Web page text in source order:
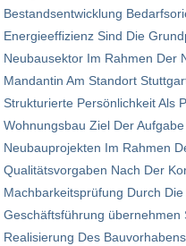
Bestandsentwicklung
Energieeffizienz Sind Die
Neubausektor Im Rahmen Der
Mandantin Am Standort
Strukturierte Persönlichkeit Als
Wohnungsbau Ziel Der
Neubauprojekten Im Rahmen
Qualitätsvorgaben Nach Der
Machbarkeitsprüfung Durch
Geschäftsführung übernehmen
Realisierung Des